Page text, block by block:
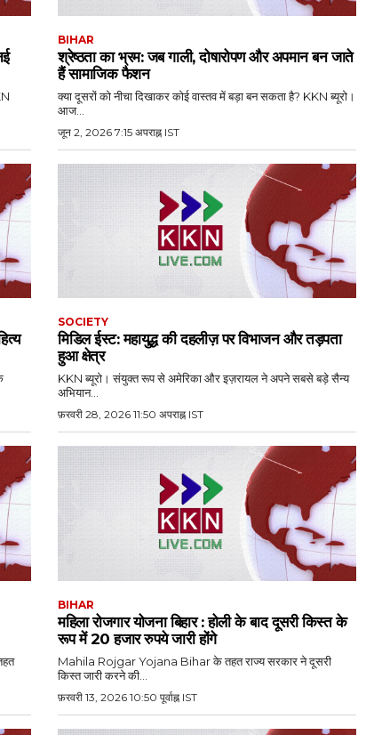
BIHAR
श्रेष्ठता का भ्रम: जब गाली, दोषारोपण और अपमान बन जाते
हैं सामाजिक फैशन
क्या दूसरों को नीचा दिखाकर कोई वास्तव में बड़ा बन सकता है? KKN ब्यूरो।
आज...
जून 2, 2026 7:15 अपराह्न IST
SOCIETY
मिडिल ईस्ट: महायुद्ध की दहलीज़ पर विभाजन और तड़पता
हुआ क्षेत्र
KKN ब्यूरो। संयुक्त रूप से अमेरिका और इज़रायल ने अपने सबसे बड़े सैन्य
अभियान...
फ़रवरी 28, 2026 11:50 अपराह्न IST
BIHAR
महिला रोजगार योजना बिहार : होली के बाद दूसरी किस्त के
रूप में 20 हजार रुपये जारी होंगे
Mahila Rojgar Yojana Bihar के तहत राज्य सरकार ने दूसरी
किस्त जारी करने की...
फ़रवरी 13, 2026 10:50 पूर्वाह्न IST